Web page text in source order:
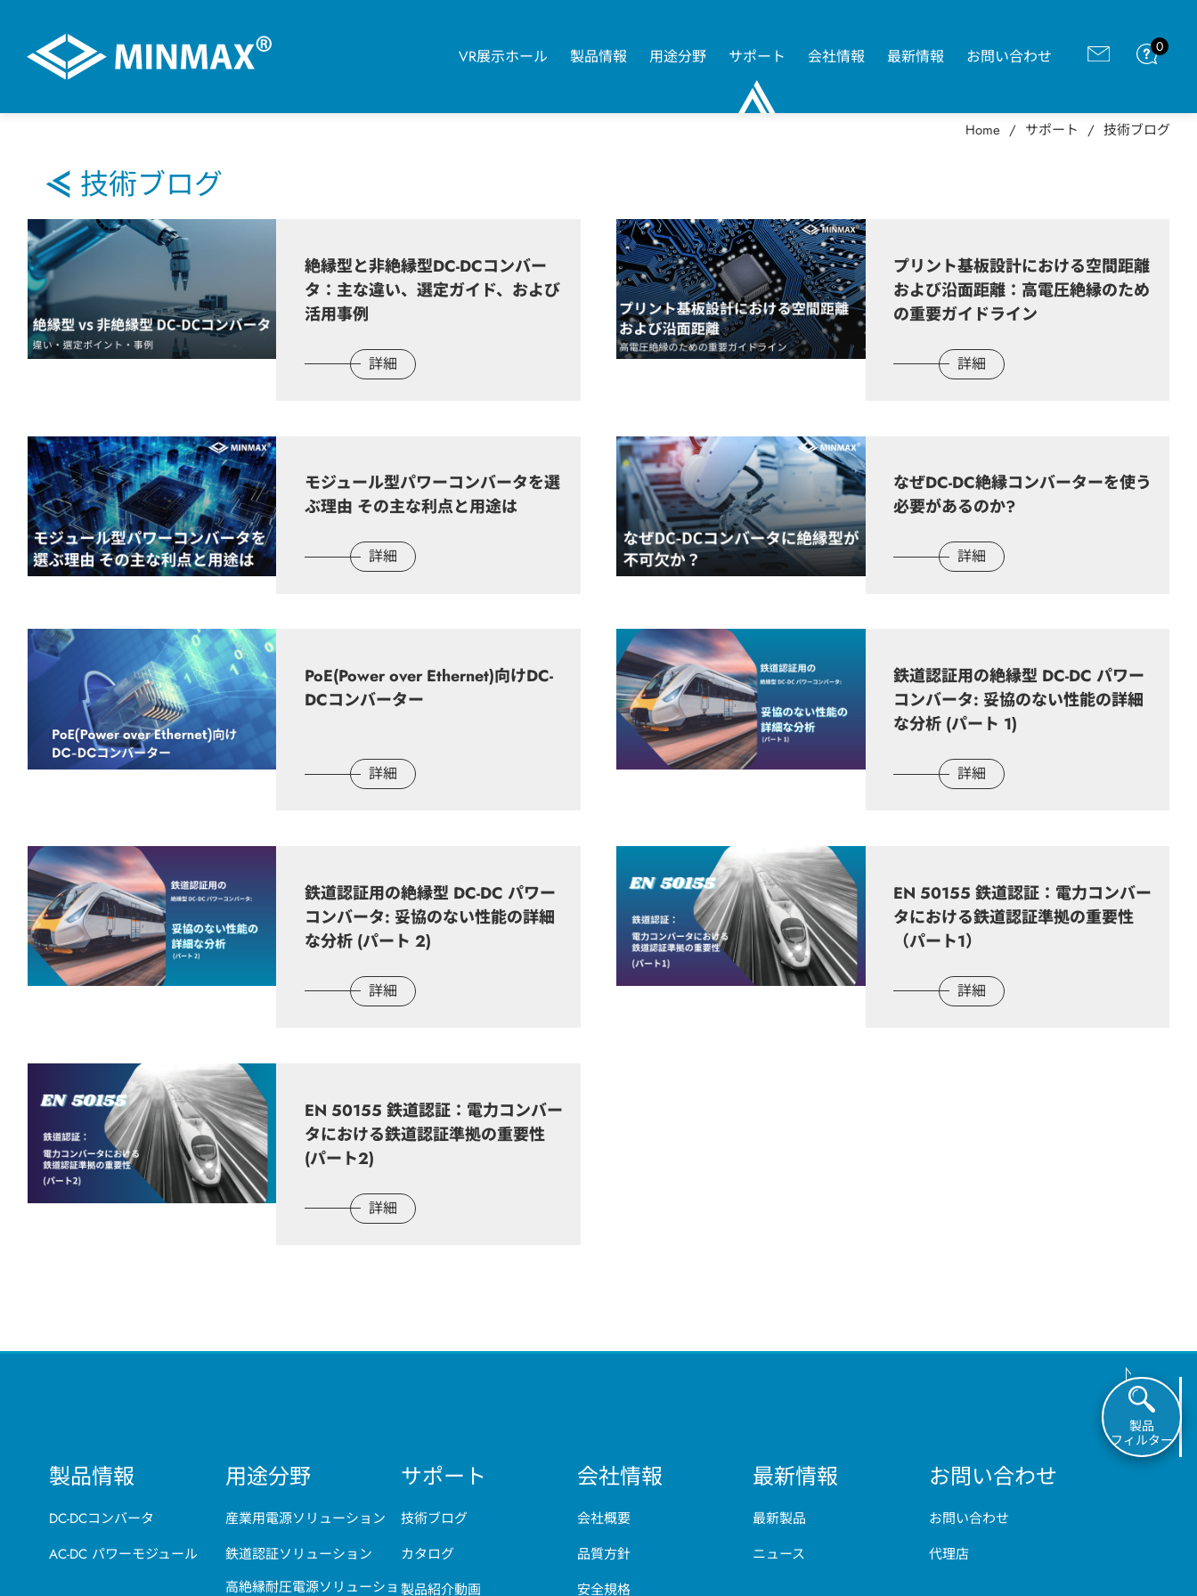
VR展示ホール 製品情報 用途分野 サポート 会社情報 最新情報 お問い合わせ
0
Home サポート 技術ブログ
技術ブログ
絶縁型と非絶縁型DC-DCコンバー
タ：主な違い、選定ガイド、および
活用事例
詳細
プリント基板設計における空間距離
および沿面距離：高電圧絶縁のため
の重要ガイドライン
詳細
モジュール型パワーコンバータを選
ぶ理由 その主な利点と用途は
詳細
なぜDC-DC絶縁コンバーターを使う
必要があるのか?
詳細
PoE(Power over Ethernet)向けDC-
DCコンバーター
詳細
鉄道認証用の絶縁型 DC-DC パワー
コンバータ: 妥協のない性能の詳細
な分析 (パート 1)
詳細
鉄道認証用の絶縁型 DC-DC パワー
コンバータ: 妥協のない性能の詳細
な分析 (パート 2)
詳細
EN 50155 鉄道認証：電力コンバー
タにおける鉄道認証準拠の重要性
（パート1）
詳細
EN 50155 鉄道認証：電力コンバー
タにおける鉄道認証準拠の重要性
(パート2)
詳細
製品情報
DC-DCコンバータ
AC-DC パワーモジュール
用途分野
産業用電源ソリューション
鉄道認証ソリューション
高絶縁耐圧電源ソリューショ
サポート
技術ブログ
カタログ
製品紹介動画
会社情報
会社概要
品質方針
安全規格
最新情報
最新製品
ニュース
お問い合わせ
お問い合わせ
代理店
製品
フィルター
VR展示ホール
製品情報
用途分野
サポート
カタログ
製品紹介動画
会社紹介動画
技術記事
会社情報
最新情報
お問い合わせ